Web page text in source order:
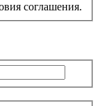
соглашения.